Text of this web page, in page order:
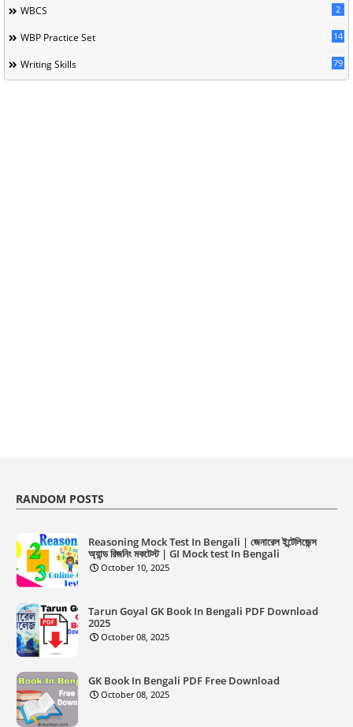
WBCS 2
WBP Practice Set 14
Writing Skills 79
RANDOM POSTS
Reasoning Mock Test In Bengali | জেনারেল ইন্টেলিজেন্স
অ্যান্ড রিজনিং মকটেস্ট | GI Mock test In Bengali
October 10, 2025
Tarun Goyal GK Book In Bengali PDF Download
2025
October 08, 2025
GK Book In Bengali PDF Free Download
October 08, 2025